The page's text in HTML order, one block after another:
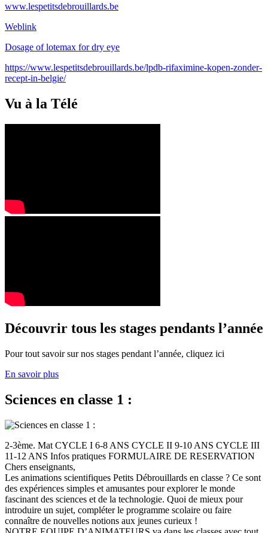
www.lespetitsdebrouillards.be
Weblink
Dosage of lotemax for dry eye
https://www.lespetitsdebrouillards.be/lpdb-rifaximine-kopen-zonder-
recept-in-belgie/
Vu à la Télé
Découvrir tous les stages pendants l’année
Pour tout savoir sur nos stages pendant l’année, cliquez ici
En savoir plus
Sciences en classe 1 :
2-3ème. Mat CYCLE I 6-8 ANS CYCLE II 9-10 ANS CYCLE III
11-12 ANS Infos pratiques FORMULAIRE DE RESERVATION
Chers enseignants,
Les animations scientifiques Petits Débrouillards en classe ? Ce sont
des expériences simples et amusantes pour explorer le monde
fascinant des sciences et de la technologie. Quoi de mieux pour
introduire un sujet, compléter le programme scolaire ou faire
connaître de nouvelles notions aux jeunes curieux !